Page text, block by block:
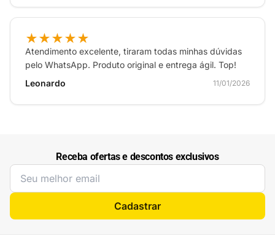
★★★★★
Atendimento excelente, tiraram todas minhas dúvidas
pelo WhatsApp. Produto original e entrega ágil. Top!
Leonardo
11/01/2026
Receba ofertas e descontos exclusivos
Cadastrar